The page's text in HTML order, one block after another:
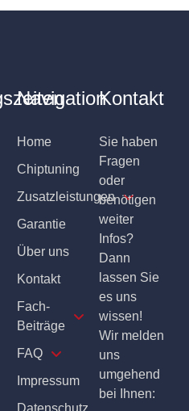
Navigation
Home
Chiptuning
Zusatzleistungen
Garantie
Über uns
Kontakt
Fach-
Beiträge
FAQ
Impressum
Datenschutz
Kontakt
Sie haben
Fragen
oder
benötigen
weiter
Infos?
Dann
lassen Sie
es uns
wissen!
Wir melden
uns
umgehend
bei Ihnen: